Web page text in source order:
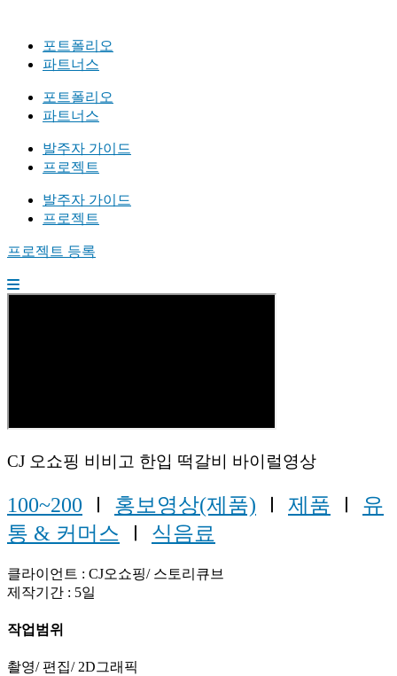
포트폴리오
파트너스
포트폴리오
파트너스
발주자 가이드
프로젝트
발주자 가이드
프로젝트
프로젝트 등록
CJ 오쇼핑 비비고 한입 떡갈비 바이럴영상
100~200 Ⅰ 홍보영상(제품) Ⅰ 제품 Ⅰ 유
통 & 커머스 Ⅰ 식음료
클라이언트 : CJ오쇼핑/ 스토리큐브
제작기간 : 5일
작업범위
촬영/ 편집/ 2D그래픽